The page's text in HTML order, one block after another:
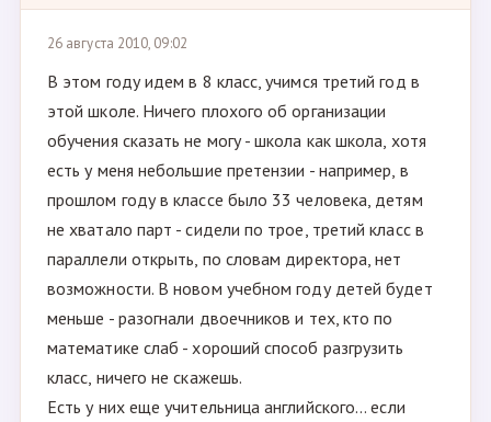
26 августа 2010, 09:02
В этом году идем в 8 класс, учимся третий год в
этой школе. Ничего плохого об организации
обучения сказать не могу - школа как школа, хотя
есть у меня небольшие претензии - например, в
прошлом году в классе было 33 человека, детям
не хватало парт - сидели по трое, третий класс в
параллели открыть, по словам директора, нет
возможности. В новом учебном году детей будет
меньше - разогнали двоечников и тех, кто по
математике слаб - хороший способ разгрузить
класс, ничего не скажешь.
Есть у них еще учительница английского... если